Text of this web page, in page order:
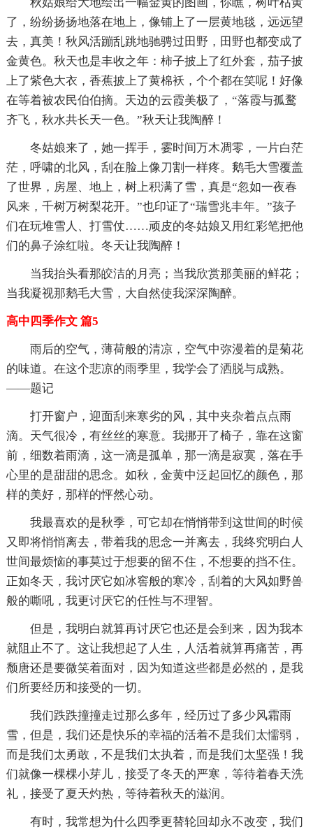
秋姑娘给大地绘出一幅金黄的图画，你瞧，树叶枯黄
了，纷纷扬扬地落在地上，像铺上了一层黄地毯，远远望
去，真美！秋风活蹦乱跳地驰骋过田野，田野也都变成了
金黄色。秋天也是丰收之年：柿子披上了红外套，茄子披
上了紫色大衣，香蕉披上了黄棉袄，个个都在笑呢！好像
在等着被农民伯伯摘。天边的云霞美极了，“落霞与孤鹜
齐飞，秋水共长天一色。”秋天让我陶醉！
冬姑娘来了，她一挥手，霎时间万木凋零，一片白茫
茫，呼啸的北风，刮在脸上像刀割一样疼。鹅毛大雪覆盖
了世界，房屋、地上，树上积满了雪，真是“忽如一夜春
风来，千树万树梨花开。”也印证了“瑞雪兆丰年。”孩子
们在玩堆雪人、打雪仗……顽皮的冬姑娘又用红彩笔把他
们的鼻子涂红啦。冬天让我陶醉！
当我抬头看那皎洁的月亮；当我欣赏那美丽的鲜花；
当我凝视那鹅毛大雪，大自然使我深深陶醉。
高中四季作文 篇5
雨后的空气，薄荷般的清凉，空气中弥漫着的是菊花
的味道。在这个悲凉的雨季里，我学会了洒脱与成熟。
——题记
打开窗户，迎面刮来寒劣的风，其中夹杂着点点雨
滴。天气很冷，有丝丝的寒意。我挪开了椅子，靠在这窗
前，细数着雨滴，这一滴是孤单，那一滴是寂寞，落在手
心里的是甜甜的思念。如秋，金黄中泛起回忆的颜色，那
样的美好，那样的怦然心动。
我最喜欢的是秋季，可它却在悄悄带到这世间的时候
又即将悄悄离去，带着我的思念一并离去，我终究明白人
世间最烦恼的事莫过于想要的留不住，不想要的挡不住。
正如冬天，我讨厌它如冰窖般的寒冷，刮着的大风如野兽
般的嘶吼，我更讨厌它的任性与不理智。
但是，我明白就算再讨厌它也还是会到来，因为我本
就阻止不了。这让我想起了人生，人活着就算再痛苦，再
颓唐还是要微笑着面对，因为知道这些都是必然的，是我
们所要经历和接受的一切。
我们跌跌撞撞走过那么多年，经历过了多少风霜雨
雪，但是，我们还是快乐的幸福的活着不是我们太懦弱，
而是我们太勇敢，不是我们太执着，而是我们太坚强！我
们就像一棵棵小芽儿，接受了冬天的严寒，等待着春天洗
礼，接受了夏天灼热，等待着秋天的滋润。
有时，我常想为什么四季更替轮回却永不改变，我们